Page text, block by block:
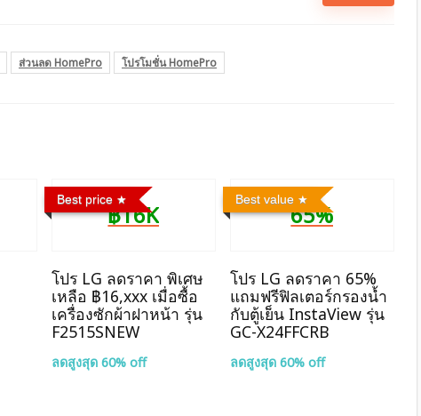
ส่วนลด HomePro โปรโมชั่น HomePro
Best price
฿16K
โปร LG ลดราคา พิเศษ
เหลือ ฿16,xxx เมื่อซื้อ
เครื่องซักผ้าฝาหน้า รุ่น
F2515SNEW
ลดสูงสุด 60% off
Best value
65%
โปร LG ลดราคา 65%
แถมฟรีฟิลเตอร์กรองน้ำ
กับตู้เย็น InstaView รุ่น
GC-X24FFCRB
ลดสูงสุด 60% off